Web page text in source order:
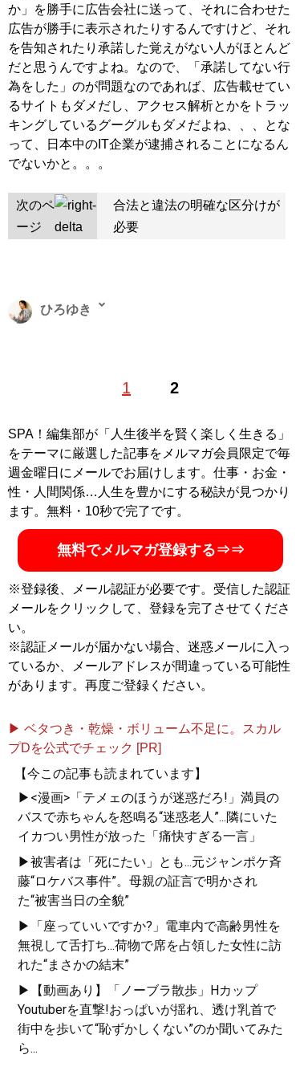
か」を勝手に広告会社に送って、それに合わせた
広告が勝手に表示されたりするんですけど、それ
を告知されたり承諾した覚えがない人がほとんど
だと思うんですよね。なので、「承諾してない行
為をした」のが問題なのであれば、広告載せてい
るサイトもダメだし、アクセス解析とかをトラッ
キングしているグーグルもダメだよね、、、とな
って、日本中のIT企業が逮捕されることになるん
でないかと。。。
次のペ
ージ
合法と違法の明確な区分けが
必要
1 2
ひろゆき
れ。東京都・赤羽に移り住み、中央大学に進学後、在学
「２ちゃんねる」、2005年に就任した「ニコニコ動画」
の元管理人。現在は英語圏最大の掲示板サイト
「4chan」の管理人を務め、フランスに在住。たまに日
本にいる。週刊SPA!で10年以上連載を担当。新刊『
賢い
人が自然とやっている ズルい言いまわし』
『賢い人が自然とやって
し』
仕事やプライベートで言
葉に困ったとき…ひろゆ
きなら、こう言う！
50のシチュエーション別
に超具体的な「言い換え
『 ざんねんなインターネッ
ト』
日本のインターネット上で
起こる様々な炎上事件や犯
罪行為をどう見てきたの
気の「インターネット批評
本」！
『 僕が親ならこう育てる
SPA！編集部が「人生後半を賢く楽しく生きる」
をテーマに厳選した記事をメルマガ会員限定で毎
週金曜日にメールでお届けします。仕事・お金・
性・人間関係…人生を豊かにする秘訣が見つかり
ます。無料・10秒で完了です。
無料でメルマガ登録する⇒⇒
※登録後、メール認証が必要です。受信した認証
メールをクリックして、登録を完了させてくださ
い。
※認証メールが届かない場合、迷惑メールに入っ
ているか、メールアドレスが間違っている可能性
があります。再度ご登録ください。
▶ ベタつき・乾燥・ボリューム不足に。スカル
プDを公式でチェック [PR]
【今この記事も読まれています】
▶<漫画>「テメェのほうが迷惑だろ!」満員の
バスで赤ちゃんを怒鳴る“迷惑老人”...隣にいた
イカつい男性が放った「痛快すぎる一言」
▶被害者は「死にたい」とも...元ジャンポケ斉
藤“ロケバス事件”。母親の証言で明かされ
た“被害当日の全貌”
▶「座っていいですか?」電車内で高齢男性を
無視して舌打ち...荷物で席を占領した女性に訪
れた“まさかの結末”
▶【動画あり】「ノーブラ散歩」Hカップ
Youtuberを直撃!おっぱいが揺れ、透け乳首で
街中を歩いて“恥ずかしくない”のか聞いてみた
ら...